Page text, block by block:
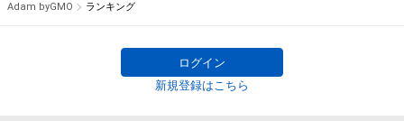
Adam byGMO ランキング
ログイン
新規登録はこちら